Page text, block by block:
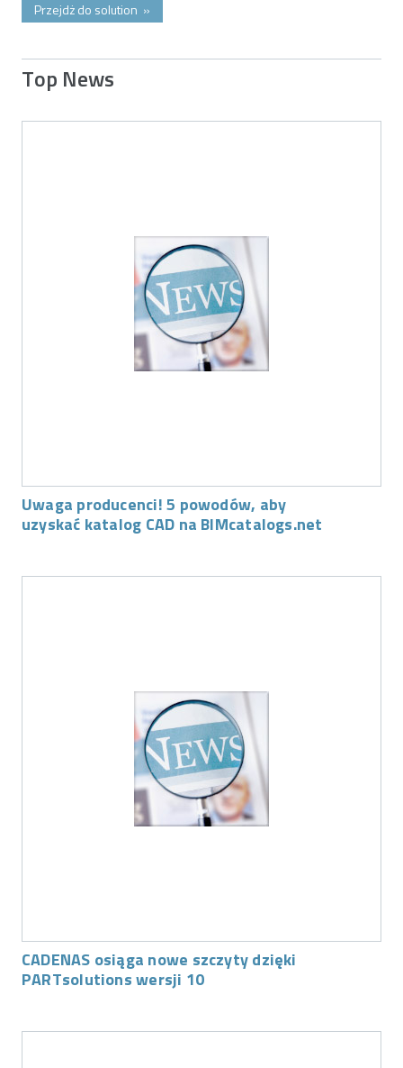
Przejdż do solution »
Top News
Uwaga producenci! 5 powodów, aby
uzyskać katalog CAD na BIMcatalogs.net
CADENAS osiąga nowe szczyty dzięki
PARTsolutions wersji 10